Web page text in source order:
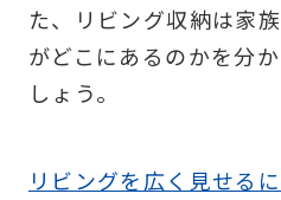
た、リビング収納は家
がどこにあるのかを分
しょう。
リビングを広く見せる